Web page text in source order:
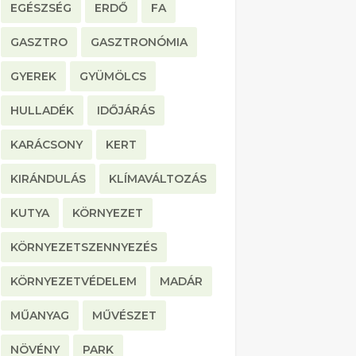
EGÉSZSÉG ERDŐ FA
GASZTRO GASZTRONÓMIA
GYEREK GYÜMÖLCS
HULLADÉK IDŐJÁRÁS
KARÁCSONY KERT
KIRÁNDULÁS KLÍMAVÁLTOZÁS
KUTYA KÖRNYEZET
KÖRNYEZETSZENNYEZÉS
KÖRNYEZETVÉDELEM MADÁR
MŰANYAG MŰVÉSZET
NÖVÉNY PARK